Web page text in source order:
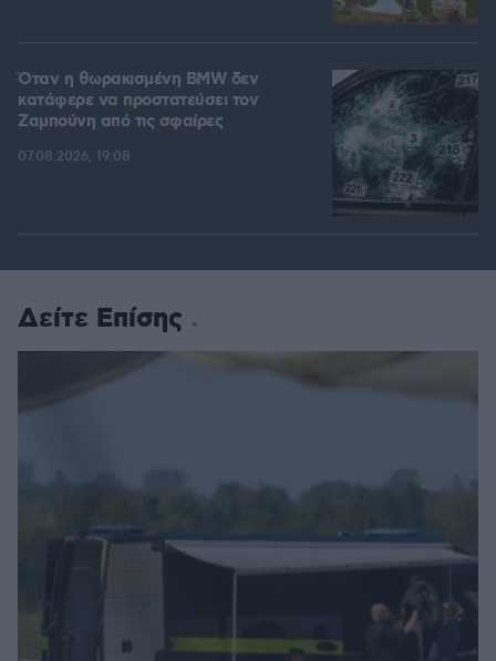
Όταν η θωρακισμένη BMW δεν
κατάφερε να προστατεύσει τον
Ζαμπούνη από τις σφαίρες
07.08.2026, 19:08
Δείτε Επίσης